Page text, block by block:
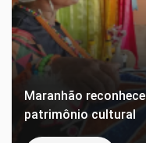
Maranhão
patrimônio cultural